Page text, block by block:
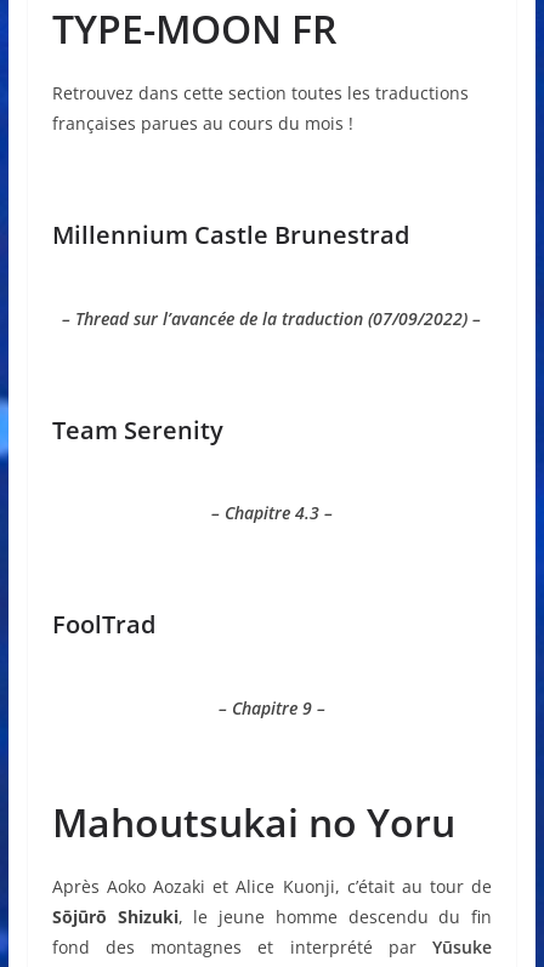
TYPE-MOON FR
Retrouvez dans cette section toutes les traductions
françaises parues au cours du mois !
Millennium Castle Brunestrad
– Thread sur l’avancée de la traduction (07/09/2022) –
Team Serenity
– Chapitre 4.3 –
FoolTrad
– Chapitre 9 –
Mahoutsukai no Yoru
Après Aoko Aozaki et Alice Kuonji, c’était au tour de
Sōjūrō Shizuki, le jeune homme descendu du fin
fond des montagnes et interprété parYūsuke